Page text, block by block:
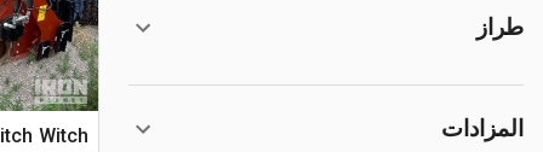
طراز
المزادات
Witch